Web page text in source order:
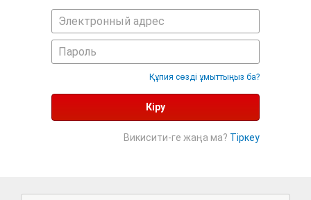
Құпия сөзді ұмыттыңыз ба?
Кіру
Викисити-ге жаңа ма? Тіркеу